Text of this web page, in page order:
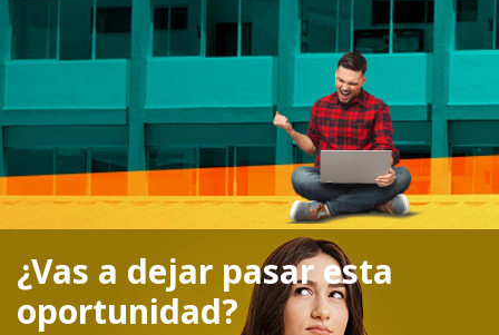
¿Vas a dejar pasar esta
oportunidad?